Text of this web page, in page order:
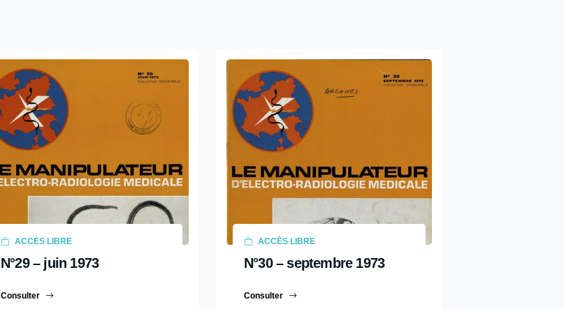
ACCÈS LIBRE
N°29 – juin 1973
Consulter
ACCÈS LIBRE
N°30 – septembre 1973
Consulter